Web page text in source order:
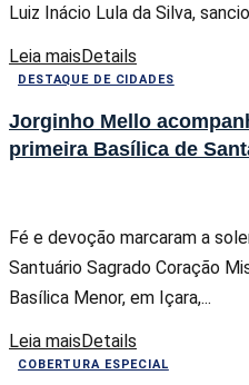
Luiz Inácio Lula da Silva,
Leia maisDetails
DESTAQUE DE CIDADES
Jorginho Mello
primeira Basílica de
Fé e devoção marcaram a
Santuário Sagrado Coração
Basílica Menor, em Içara,...
Leia maisDetails
COBERTURA ESPECIAL